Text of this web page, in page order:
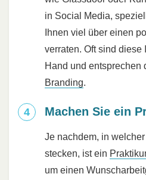
in Social Media,
Ihnen viel über einen
verraten. Oft sind diese
Hand und entsprechen
Branding.
Machen Sie ein
Je nachdem, in
stecken, ist ein
um einen